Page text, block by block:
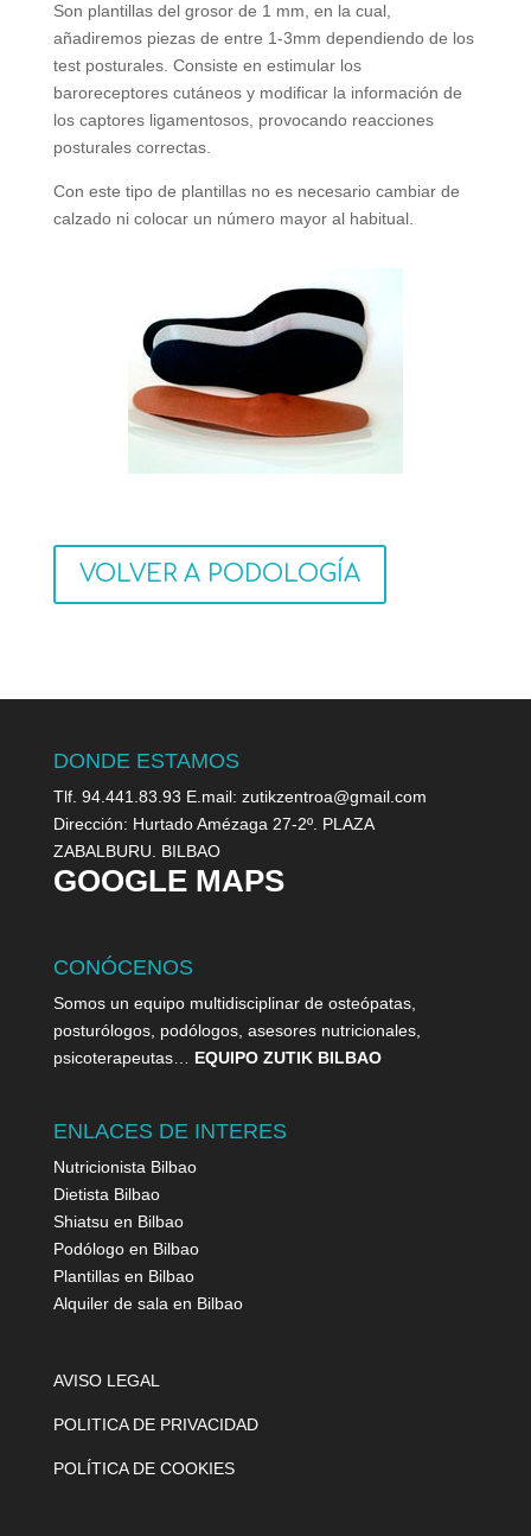
Son plantillas del grosor de 1 mm, en la cual,
añadiremos piezas de entre 1-3mm dependiendo de los
test posturales. Consiste en estimular los
baroreceptores cutáneos y modificar la información de
los captores ligamentosos, provocando reacciones
posturales correctas.
Con este tipo de plantillas no es necesario cambiar de
calzado ni colocar un número mayor al habitual.
VOLVER A PODOLOGÍA
DONDE ESTAMOS
Tlf. 94.441.83.93 E.mail: zutikzentroa@gmail.com
Dirección: Hurtado Amézaga 27-2º. PLAZA
ZABALBURU. BILBAO
GOOGLE MAPS
CONÓCENOS
Somos un equipo multidisciplinar de osteópatas,
posturólogos, podólogos, asesores nutricionales,
psicoterapeutas… EQUIPO ZUTIK BILBAO
ENLACES DE INTERES
Nutricionista Bilbao
Dietista Bilbao
Shiatsu en Bilbao
Podólogo en Bilbao
Plantillas en Bilbao
Alquiler de sala en Bilbao
AVISO LEGAL
POLITICA DE PRIVACIDAD
POLÍTICA DE COOKIES